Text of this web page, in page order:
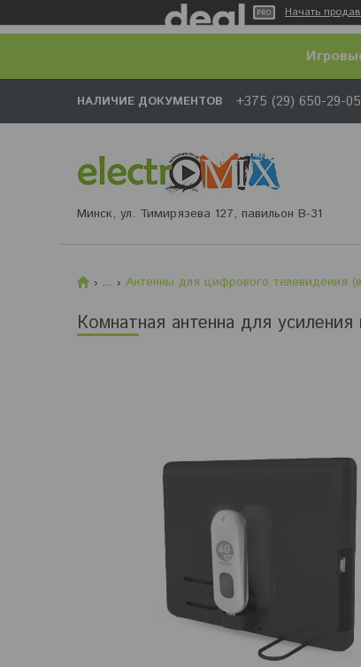
Начать
НАЛИЧИЕ ДОКУМЕНТОВ +375 (29) 650-29-05
Минск, ул. Тимирязева 127, павильон В-31
... Антенны для цифрового телевидения
Комнатная антенна для